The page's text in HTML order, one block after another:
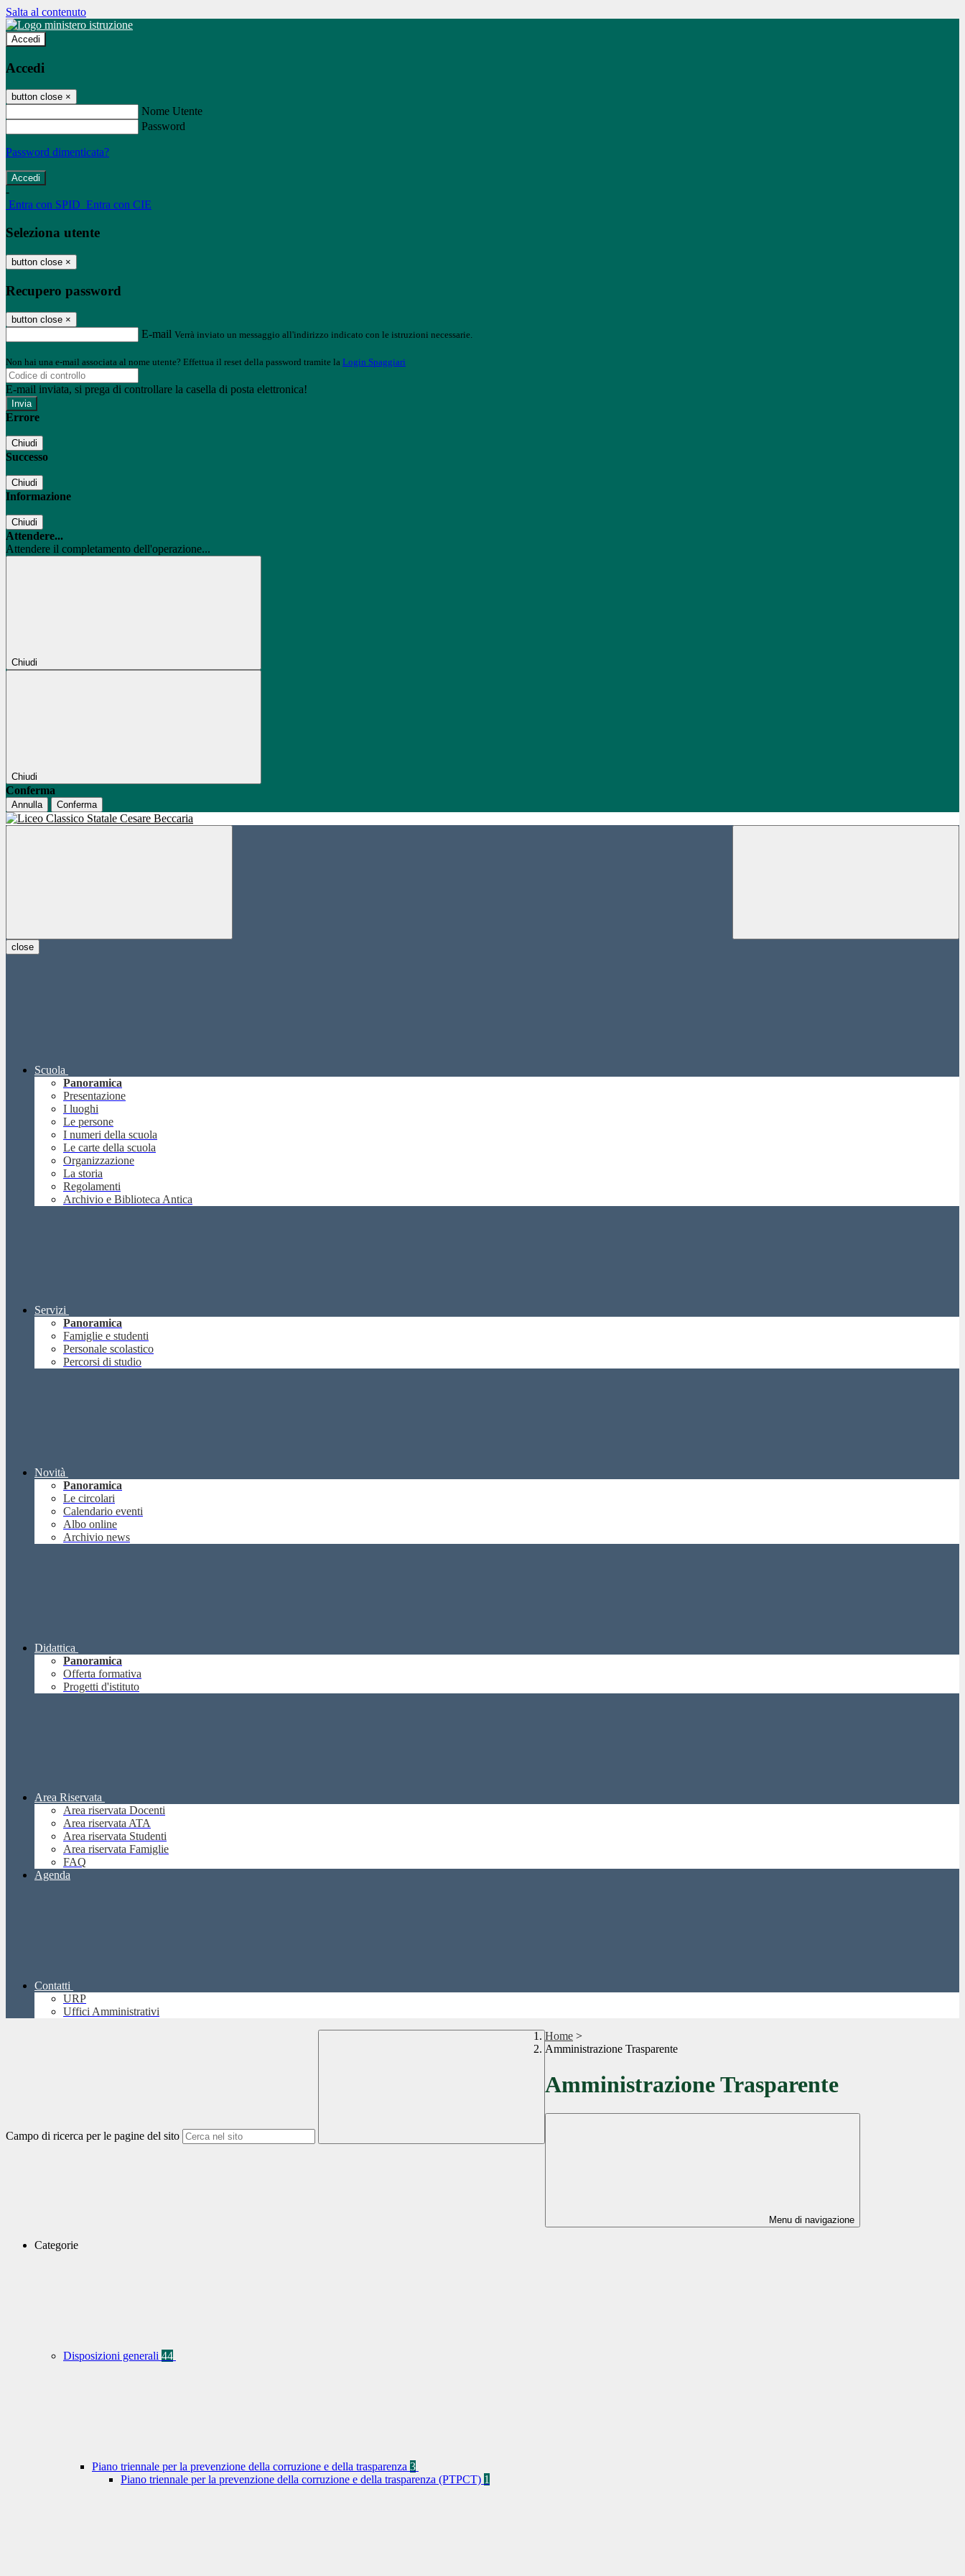
Salta al contenuto
Accedi
Accedi
button close ×
Nome Utente
Password
Password dimenticata?
-
Entra con SPID Entra con CIE
Seleziona utente
button close ×
Recupero password
button close ×
E-mail Verrà inviato un messaggio all'indirizzo indicato con le istruzioni necessarie.
Non hai una e-mail associata al nome utente? Effettua il reset della password tramite la Login Spaggiari
E-mail inviata, si prega di controllare la casella di posta elettronica!
Errore
Chiudi
Successo
Chiudi
Informazione
Chiudi
Attendere...
Attendere il completamento dell'operazione...
Chiudi
Chiudi
Conferma
Annulla Conferma
close
Scuola
Panoramica
Presentazione
I luoghi
Le persone
I numeri della scuola
Le carte della scuola
Organizzazione
La storia
Regolamenti
Archivio e Biblioteca Antica
Servizi
Panoramica
Famiglie e studenti
Personale scolastico
Percorsi di studio
Novità
Panoramica
Le circolari
Calendario eventi
Albo online
Archivio news
Didattica
Panoramica
Offerta formativa
Progetti d'istituto
Area Riservata
Area riservata Docenti
Area riservata ATA
Area riservata Studenti
Area riservata Famiglie
FAQ
Agenda
Contatti
URP
Uffici Amministrativi
Campo di ricerca per le pagine del sito
Home >
Amministrazione Trasparente
Amministrazione Trasparente
Menu di navigazione
Categorie
Disposizioni generali 44
Piano triennale per la prevenzione della corruzione e della trasparenza 3
Piano triennale per la prevenzione della corruzione e della trasparenza (PTPCT) 1